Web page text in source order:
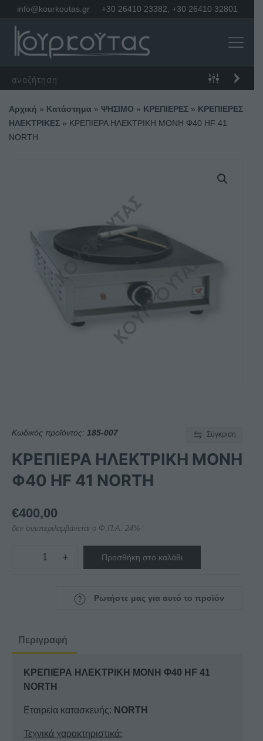
info@kourkoutas.gr +30 26410 23382 +30 26410 32801
Αρχική » Κατάστημα » ΨΗΣΙΜΟ » ΚΡΕΠΙΕΡΕΣ » ΚΡΕΠΙΕΡΕΣ
ΗΛΕΚΤΡΙΚΕΣ » ΚΡΕΠΙΕΡΑ ΗΛΕΚΤΡΙΚΗ ΜΟΝΗ Φ40 HF 41
NORTH
Κωδικός προϊόντος: 185-007 Σύγκριση
ΚΡΕΠΙΕΡΑ ΗΛΕΚΤΡΙΚΗ ΜΟΝΗ
Φ40 HF 41 NORTH
€400,00
δεν συμπεριλαμβάνεται ο Φ.Π.Α. 24%
ΚΡΕΠΙΕΡΑ
41
NORTH
+ Προσθήκη στο καλάθι
Ρωτήστε μας για αυτό το προϊόν
Περιγραφή
ΚΡΕΠΙΕΡΑ ΗΛΕΚΤΡΙΚΗ ΜΟΝΗ Φ40 HF 41
NORTH
Εταιρεία κατασκευής: NORTH
Τεχνικά χαρακτηριστικά: